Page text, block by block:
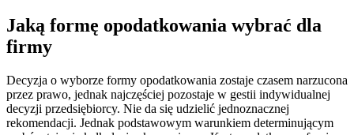
Jaką formę opodatkowania wybrać dla
firmy
Decyzja o wyborze formy opodatkowania zostaje czasem narzucona
przez prawo, jednak najczęściej pozostaje w gestii indywidualnej
decyzji przedsiębiorcy. Nie da się udzielić jednoznacznej
rekomendacji. Jednak podstawowym warunkiem determinującym